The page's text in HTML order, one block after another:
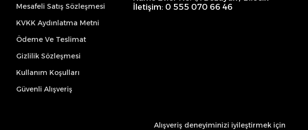
Alışveriş deneyiminizi iyileştirmek için
Mesafeli Satış Sözleşmesi
KVKK Aydınlatma Metni
Ödeme Ve Teslimat
Gizlilik Sözleşmesi
Kullanım Koşulları
Güvenli Alışveriş
İletişim: 0 555 070 66 46